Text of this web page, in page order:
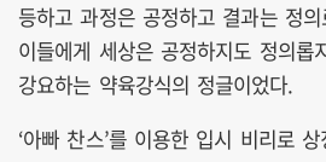
등하고 과정은 공정하고 결과는 정
이들에게 세상은 공정하지도 정의롭
강요하는 약육강식의 정글이었다.
‘아빠 찬스’를 이용한 입시 비리로